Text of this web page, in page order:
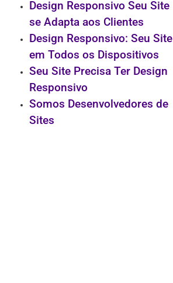
Design Responsivo Seu Site
se Adapta aos Clientes
Design Responsivo: Seu Site
em Todos os Dispositivos
Seu Site Precisa Ter Design
Responsivo
Somos Desenvolvedores de
Sites